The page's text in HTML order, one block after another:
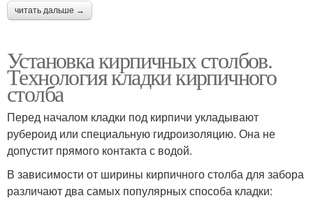
читать дальше →
Установка кирпичных столбов.
Технология кладки кирпичного
столба
Перед началом кладки под кирпичи укладывают
рубероид или специальную гидроизоляцию. Она не
допустит прямого контакта с водой.
В зависимости от ширины кирпичного столба для забора
различают два самых популярных способа кладки: